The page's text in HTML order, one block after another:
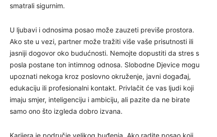
smatrali sigurnim.
U ljubavi i odnosima posao može zauzeti previše prostora.
Ako ste u vezi, partner može tražiti više vaše prisutnosti ili
jasniji dogovor oko budućnosti. Nemojte dopustiti da stres s
posla postane ton intimnog odnosa. Slobodne Djevice mogu
upoznati nekoga kroz poslovno okruženje, javni događaj,
edukaciju ili profesionalni kontakt. Privlačit će vas ljudi koji
imaju smjer, inteligenciju i ambiciju, ali pazite da ne birate
samo ono što izgleda dobro izvana.
Karijera je područje velikog buđenja. Ako radite posao koji